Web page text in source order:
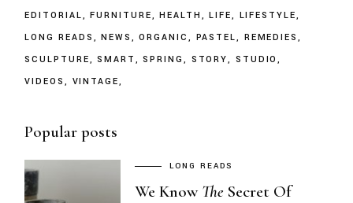
EDITORIAL
FURNITURE HEALTH LIFE
LIFESTYLE
LONG READS
NEWS ORGANIC PASTEL
REMEDIES
SCULPTURE
SMART SPRING STORY
STUDIO
VIDEOS
VINTAGE
Popular posts
LONG READS
We Know The Secret Of